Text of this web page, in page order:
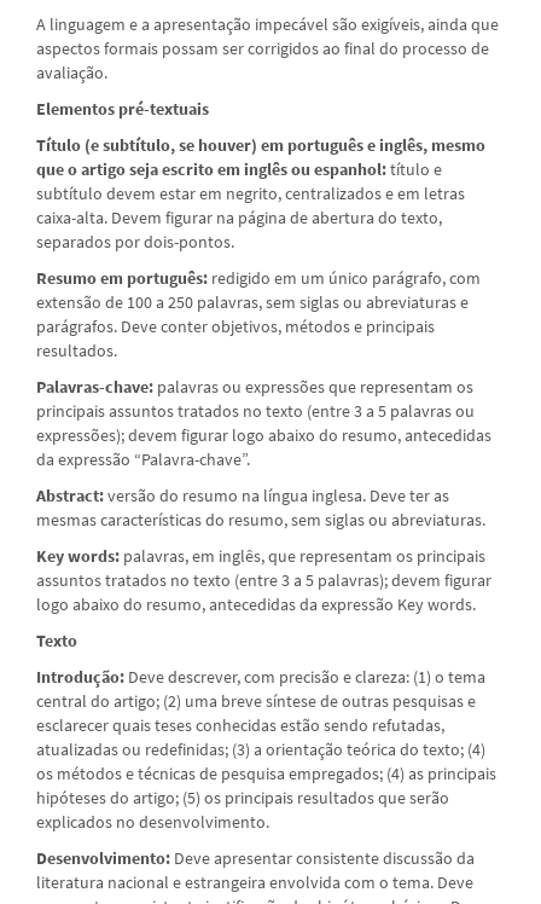
A linguagem e a apresentação impecável são exigíveis, ainda que
aspectos formais possam ser corrigidos ao final do processo de
avaliação.
Elementos pré-textuais
Título (e subtítulo, se houver) em português e inglês, mesmo
que o artigo seja escrito em inglês ou espanhol:título e
subtítulo devem estar em negrito, centralizados e em letras
caixa-alta. Devem figurar na página de abertura do texto,
separados por dois-pontos.
Resumo em português: redigido em um único parágrafo, com
extensão de 100 a 250 palavras, sem siglas ou abreviaturas e
parágrafos. Deve conter objetivos, métodos e principais
resultados.
Palavras-chave: palavras ou expressões que representam os
principais assuntos tratados no texto (entre 3 a 5 palavras ou
expressões); devem figurar logo abaixo do resumo, antecedidas
da expressão “Palavra-chave”.
Abstract:versão do resumo na língua inglesa. Deve ter as
mesmas características do resumo, sem siglas ou abreviaturas.
Key words: palavras, em inglês, que representam os principais
assuntos tratados no texto (entre 3 a 5 palavras); devem figurar
logo abaixo do resumo, antecedidas da expressão Key words.
Texto
Introdução: Deve descrever, com precisão e clareza: (1) o tema
central do artigo; (2) uma breve síntese de outras pesquisas e
esclarecer quais teses conhecidas estão sendo refutadas,
atualizadas ou redefinidas; (3) a orientação teórica do texto; (4)
os métodos e técnicas de pesquisa empregados; (4) as principais
hipóteses do artigo; (5) os principais resultados que serão
explicados no desenvolvimento.
Desenvolvimento: Deve apresentar consistente discussão da
literatura nacional e estrangeira envolvida com o tema. Deve